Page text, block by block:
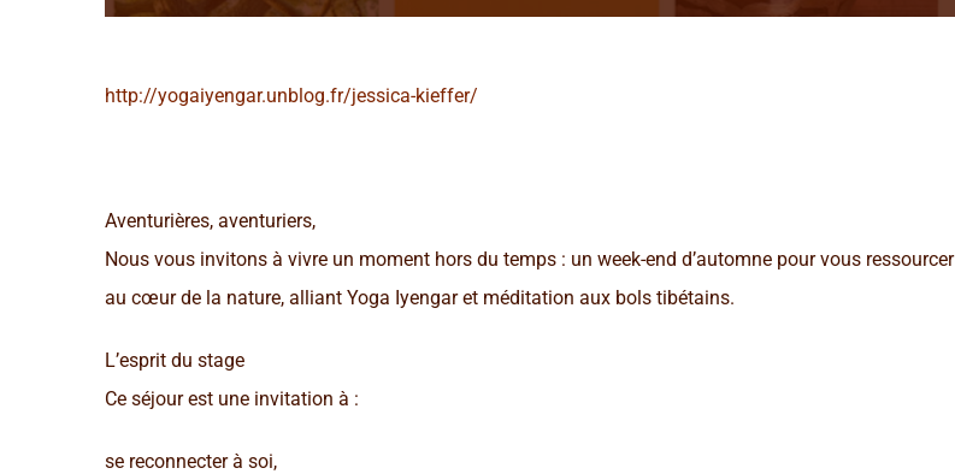
http://yogaiyengar.unblog.fr/jessica-kieffer/
Aventurières, aventuriers,
Nous vous invitons à vivre un moment hors du temps : un week-end d’automne pour vous ressourcer
au cœur de la nature, alliant Yoga Iyengar et méditation aux bols tibétains.
L’esprit du stage
Ce séjour est une invitation à :
se reconnecter à soi,